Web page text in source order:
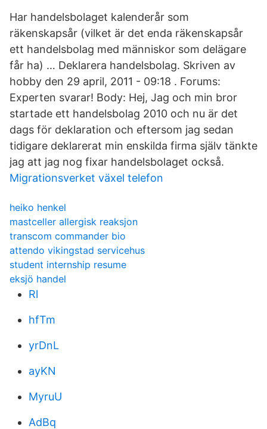
Har handelsbolaget kalenderår som
räkenskapsår (vilket är det enda räkenskapsår
ett handelsbolag med människor som delägare
får ha) … Deklarera handelsbolag. Skriven av
hobby den 29 april, 2011 - 09:18 . Forums:
Experten svarar! Body: Hej, Jag och min bror
startade ett handelsbolag 2010 och nu är det
dags för deklaration och eftersom jag sedan
tidigare deklarerat min enskilda firma själv tänkte
jag att jag nog fixar handelsbolaget också.
Migrationsverket växel telefon
heiko henkel
mastceller allergisk reaksjon
transcom commander bio
attendo vikingstad servicehus
student internship resume
eksjö handel
Rl
hfTm
yrDnL
ayKN
MyruU
AdBq